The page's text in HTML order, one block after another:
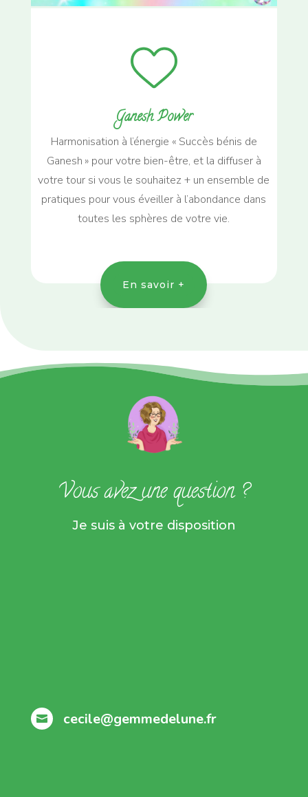
Ganesh Power
Harmonisation à l’énergie « Succès bénis de
Ganesh » pour votre bien-être, et la diffuser à
votre tour si vous le souhaitez + un ensemble de
pratiques pour vous éveiller à l’abondance dans
toutes les sphères de votre vie.
En savoir +
Vous avez une question ?
Je suis à votre disposition
 cecile@gemmedelune.fr